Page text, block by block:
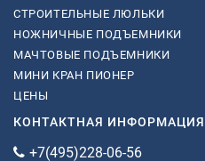
СТРОИТЕЛЬНЫЕ ЛЮЛЬКИ
НОЖНИЧНЫЕ ПОДЪЕМНИКИ
МАЧТОВЫЕ ПОДЪЕМНИКИ
МИНИ КРАН ПИОНЕР
ЦЕНЫ
КОНТАКТНАЯ ИНФОРМАЦИЯ
+7(495)228-06-56